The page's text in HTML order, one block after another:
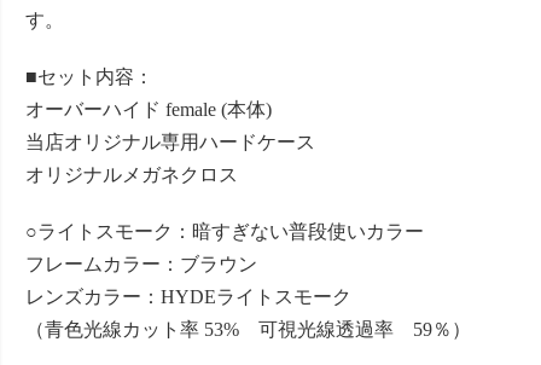
す。
■セット内容：
オーバーハイド female (本体)
当店オリジナル専用ハードケース
オリジナルメガネクロス
○ライトスモーク：暗すぎない普段使いカラー
フレームカラー：ブラウン
レンズカラー：HYDEライトスモーク
（青色光線カット率 53% 可視光線透過率 59％）